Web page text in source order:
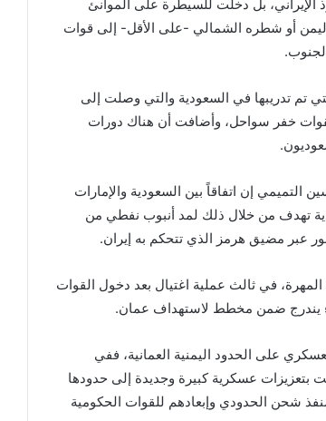
الإيراني، بل دخلت للسيطرة على الموانئ
اليمن أو شطره الشمالي -على الأقل- إلى قوات
تم تدريبها في السعودية والتي وصلت إلى
خفر سواحل، وأضافت أن هناك دورات
إن اتفاقاً بين السعودية والإمارات
تهدف من خلال ذلك لمد أنبوب نفطي من
عبر مضيق هرمز الذي تتحكم به إيران.
في ثالث عملية اغتيال بعد دخول القوات
يندرج ضمن مخطط لاستهداف عمان.
على الحدود اليمنية العمانية، ففي
عسكرية كبيرة وجديدة إلى حدودها
شحن الحدودي وإبعادهم للقوات الحكومية
زاخاروفا: الهجوم البولندي هو نتاج “عقد تاريخية”
الأمن الفيدرالي الروسي يفكك شبكة “كريبتو” في
موسكو